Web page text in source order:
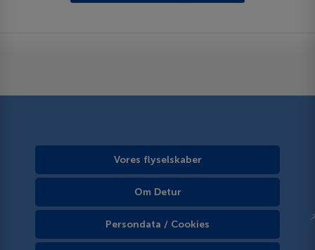
Vores flyselskaber
Om Detur
Persondata / Cookies